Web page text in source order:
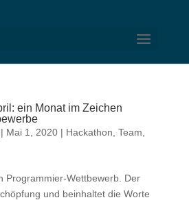
ein Monat im Zeichen
Mai 1, 2020| Hackathon Team
Programmier-Wettbewerb. Der
und beinhaltet die Worte